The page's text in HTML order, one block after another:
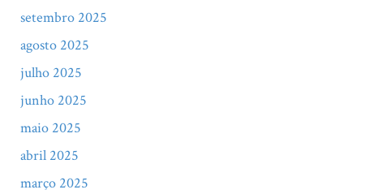
setembro 2025
agosto 2025
julho 2025
junho 2025
maio 2025
abril 2025
março 2025